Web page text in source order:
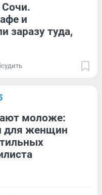
и
заразу туда,
моложе:
для женщин